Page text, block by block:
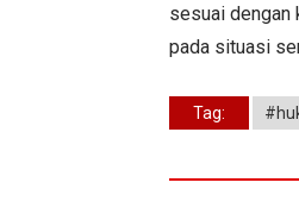
sesuai dengan
pada situasi
Tag: